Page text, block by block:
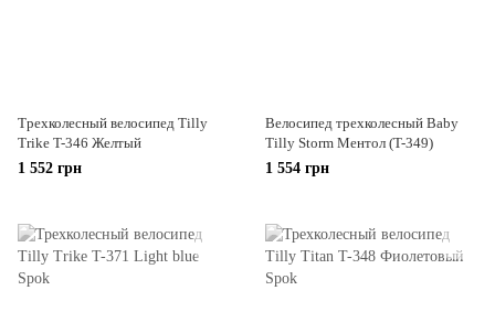
Трехколесный велосипед Tilly
Trike T-346 Желтый
1 552 грн
Велосипед трехколесный Baby
Tilly Storm Ментол (T-349)
1 554 грн